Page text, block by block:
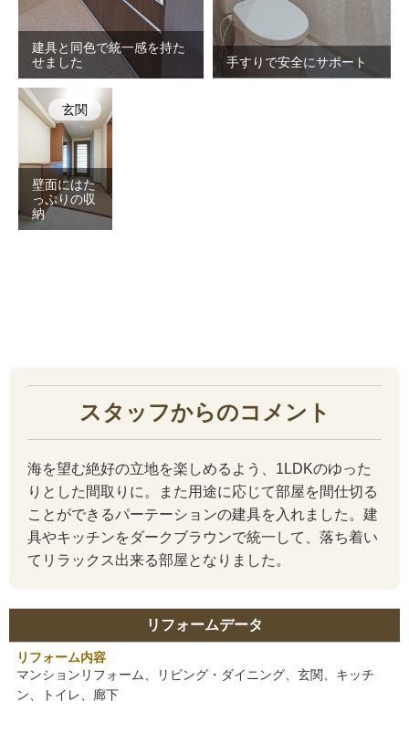
建具と同色で統一感を持た
せました
手すりで安全にサポート
壁面にはた
っぷりの収
納
玄関
スタッフからのコメント
海を望む絶好の立地を楽しめるよう、1LDKのゆった
りとした間取りに。また用途に応じて部屋を間仕切る
ことができるパーテーションの建具を入れました。建
具やキッチンをダークブラウンで統一して、落ち着い
てリラックス出来る部屋となりました。
リフォームデータ
リフォーム内容
マンションリフォーム、リビング・ダイニング、玄関、キッチ
ン、トイレ、廊下